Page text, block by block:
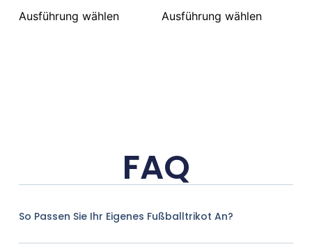
Ausführung wählen Ausführung wählen
FAQ
So Passen Sie Ihr Eigenes Fußballtrikot An?